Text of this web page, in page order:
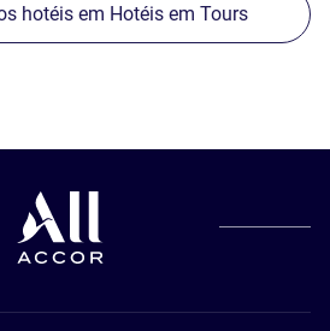
hotéis em Hotéis em Tours